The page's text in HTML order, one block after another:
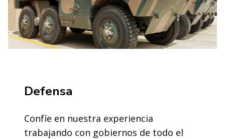
Defensa
Confíe en nuestra experiencia
trabajando con gobiernos de todo el